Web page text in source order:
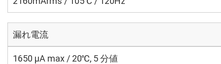
漏れ電流
1650 μA max / 20℃, 5 分値